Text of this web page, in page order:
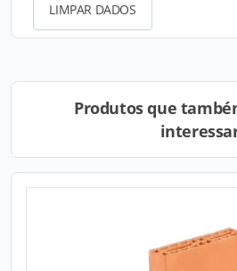
LIMPAR DADOS
Produtos que